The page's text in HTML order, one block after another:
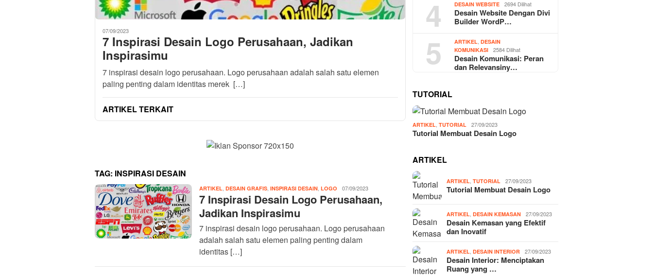
07/09/2023
7 Inspirasi Desain Logo Perusahaan, Jadikan
Inspirasimu
7 inspirasi desain logo perusahaan. Logo perusahaan adalah salah satu elemen
paling penting dalam identitas merek […]
ARTIKEL TERKAIT
TAG: INSPIRASI DESAIN
ARTIKEL, DESAIN GRAFIS, INSPIRASI DESAIN, LOGO IDN
Admin
07/09/2023
7 Inspirasi Desain Logo Perusahaan,
Jadikan Inspirasimu
7 inspirasi desain logo perusahaan. Logo perusahaan
adalah salah satu elemen paling penting dalam
identitas […]
4 DESAIN WEBSITE 2694 Dilihat
Desain Website Dengan Divi
Builder WordP…
5 ARTIKEL,DESAIN
KOMUNIKASI
2584 Dilihat
Desain Komunikasi: Peran
dan Relevansiny…
TUTORIAL
ARTIKEL,TUTORIAL 27/09/2023
Tutorial Membuat Desain Logo
ARTIKEL
ARTIKEL,TUTORIAL 27/09/2023
Tutorial Membuat Desain Logo
ARTIKEL,DESAIN KEMASAN 27/09/2023
Desain Kemasan yang Efektif
dan Inovatif
ARTIKEL,DESAIN INTERIOR 27/09/2023
Desain Interior: Menciptakan
Ruang yang …